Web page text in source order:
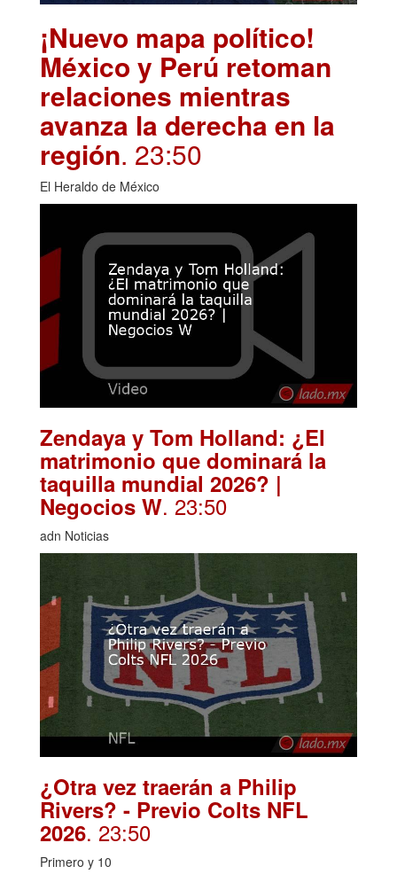
¡Nuevo mapa político!
México y Perú retoman
relaciones mientras
avanza la derecha en la
región. 23:50
El Heraldo de México
Zendaya y Tom Holland: ¿El
matrimonio que dominará la
taquilla mundial 2026? |
Negocios W. 23:50
adn Noticias
¿Otra vez traerán a Philip
Rivers? - Previo Colts NFL
2026. 23:50
Primero y 10